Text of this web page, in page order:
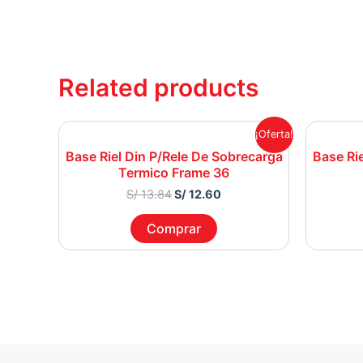
Related products
¡Oferta!
Base Riel Din P/Rele De Sobrecarga
Termico Frame 36
S/13.84
was:
S/ 13.84.
S/12.60
Current
is:
S/ 12.60.
Comprar
Base